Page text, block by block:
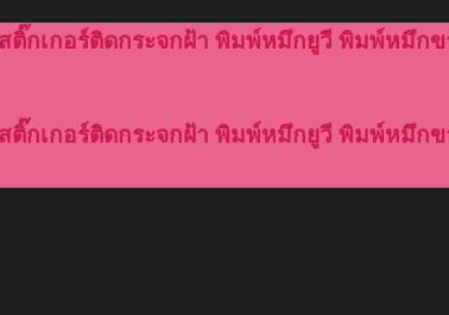
ติ๊กเกอร์ติดกระจกฝ้า พิมพ์หมึกยูวี พิมพ์หมึก
ติ๊กเกอร์ติดกระจกฝ้า พิมพ์หมึกยูวี พิมพ์หมึก